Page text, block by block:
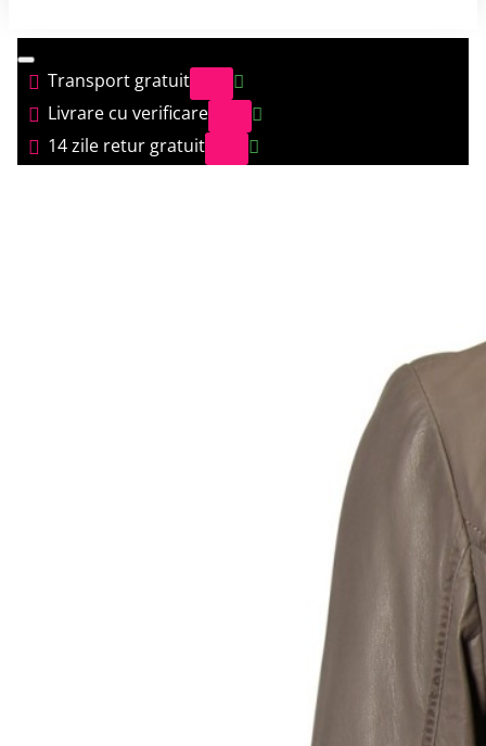
Transport gratuit
Livrare cu verificare
14 zile retur gratuit